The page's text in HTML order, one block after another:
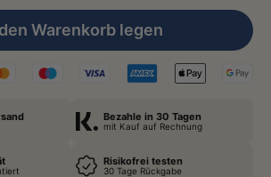
Warenkorb legen
Bezahle in 30 Tagen
mit Kauf auf Rechnung
Risikofrei testen
30 Tage Rückgabe